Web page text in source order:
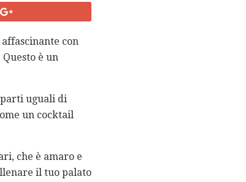
con
è un
uguali di
un cocktail
che è amaro e
il tuo palato